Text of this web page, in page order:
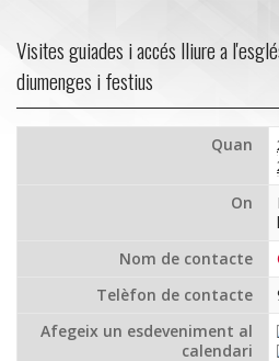
Visites guiades i accés lliure a
diumenges i festius
Quan
On
Nom de contacte
Telèfon de contacte
Afegeix un esdeveniment al
calendari